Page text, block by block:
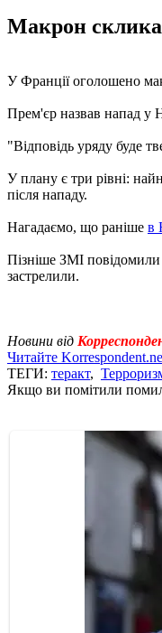
Макрон
У Франції оголошено
Прем'єр назвав напад у
"Відповідь уряду буде
У плану є три рівні:
після нападу.
Нагадаємо, що раніше в
Пізніше ЗМІ
застрелили.
Новини від
Читайте
ТЕГИ: теракт,
Якщо ви помітили